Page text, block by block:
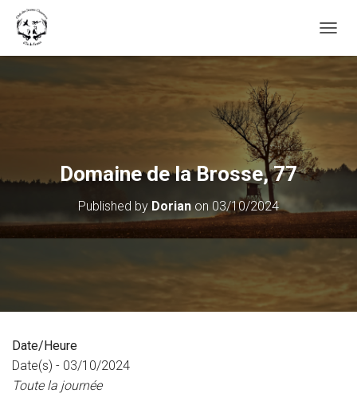
Domaine de la Brosse, 77
Published by Dorian on 03/10/2024
Date/Heure
Date(s) - 03/10/2024
Toute la journée